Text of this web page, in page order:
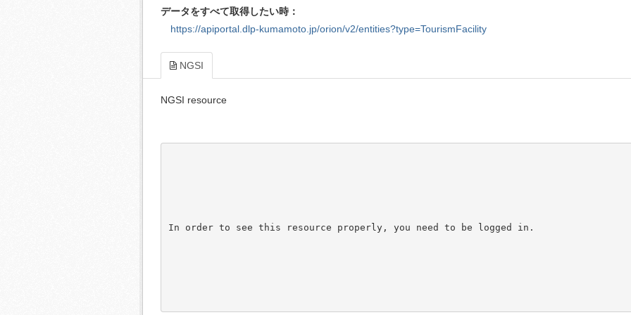
データをすべて取得したい時：
https://apiportal.dlp-kumamoto.jp/orion/v2/entities?type=TourismFacility
NGSI
NGSI resource